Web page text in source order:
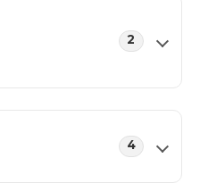
2
4